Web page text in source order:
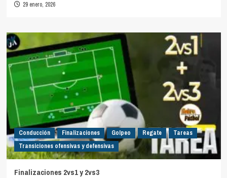
29 enero, 2026
Conducción Finalizaciones Golpeo Regate
Tareas
Transiciones ofensivas y defensivas
Finalizaciones 2vs1 y 2vs3